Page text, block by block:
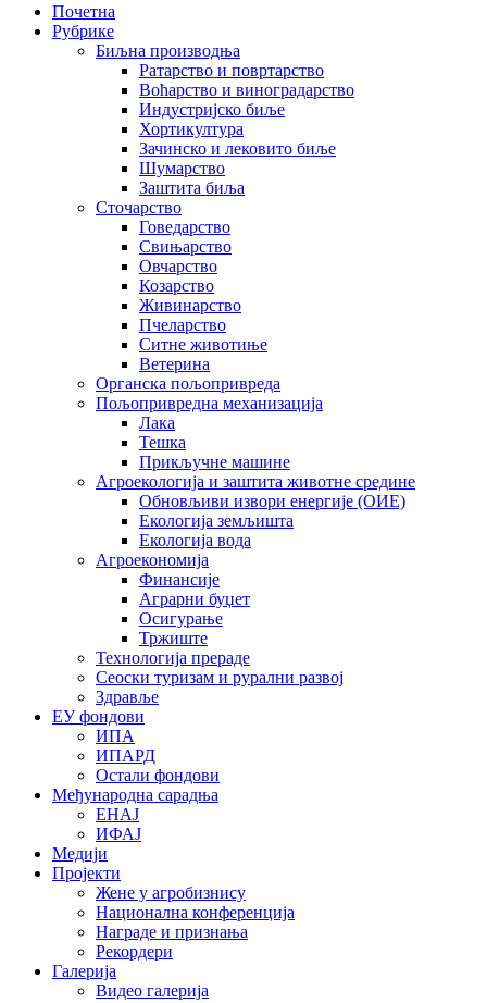
Почетна
Рубрике
Биљна производња
Ратарство и повртарство
Воћарство и виноградарство
Индустријско биље
Хортикултура
Зачинско и лековито биље
Шумарство
Заштита биља
Сточарство
Говедарство
Свињарство
Овчарство
Козарство
Живинарство
Пчеларство
Ситне животиње
Ветерина
Органска пољопривреда
Пољопривредна механизација
Лака
Тешка
Прикључне машине
Агроекологија и заштита животне средине
Обновљиви извори енергије (ОИЕ)
Екологија земљишта
Екологија вода
Агроекономија
Финансије
Аграрни буџет
Осигурање
Тржиште
Технологија прераде
Сеоски туризам и рурални развој
Здравље
ЕУ фондови
ИПА
ИПАРД
Остали фондови
Међународна сарадња
ЕНАЈ
ИФАЈ
Медији
Пројекти
Жене у агробизнису
Национална конференција
Награде и признања
Рекордери
Галерија
Видео галерија